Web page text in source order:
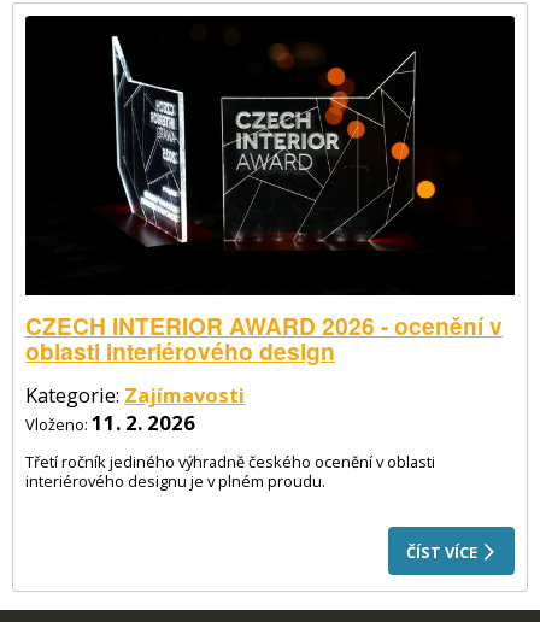
CZECH INTERIOR AWARD 2026 - ocenění v
oblasti interiérového design
Kategorie: Zajímavosti
Vloženo: 11. 2. 2026
Třetí ročník jediného výhradně českého ocenění v oblasti
interiérového designu je v plném proudu.
ČÍST VÍCE